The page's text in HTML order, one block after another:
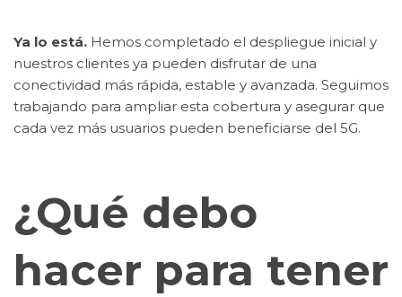
Ya lo está. Hemos completado el despliegue inicial y
nuestros clientes ya pueden disfrutar de una
conectividad más rápida, estable y avanzada. Seguimos
trabajando para ampliar esta cobertura y asegurar que
cada vez más usuarios pueden beneficiarse del 5G.
¿Qué debo
hacer para tener